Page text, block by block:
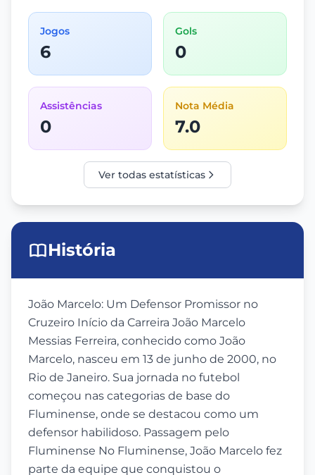
Jogos
6
Gols
0
Assistências
0
Nota Média
7.0
Ver todas estatísticas
História
João Marcelo: Um Defensor Promissor no
Cruzeiro Início da Carreira João Marcelo
Messias Ferreira, conhecido como João
Marcelo, nasceu em 13 de junho de 2000, no
Rio de Janeiro. Sua jornada no futebol
começou nas categorias de base do
Fluminense, onde se destacou como um
defensor habilidoso. Passagem pelo
Fluminense No Fluminense, João Marcelo fez
parte da equipe que conquistou o